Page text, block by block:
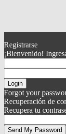
Registrarse
¡Bienvenido!
Forgot your
Recuperación de
Recupera tu